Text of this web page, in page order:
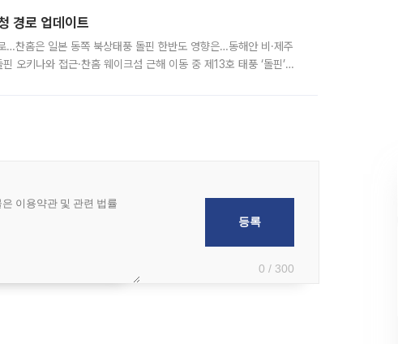
경로 업데이트
…찬홈은 일본 동쪽 북상태풍 돌핀 한반도 영향은…동해안 비·제주
오키나와 접근·찬홈 웨이크섬 근해 이동 중 제13호 태풍 ‘돌핀’이
0 / 300